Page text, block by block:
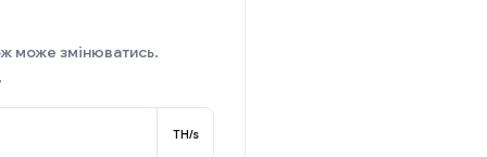
може змінюватись.
TH/s